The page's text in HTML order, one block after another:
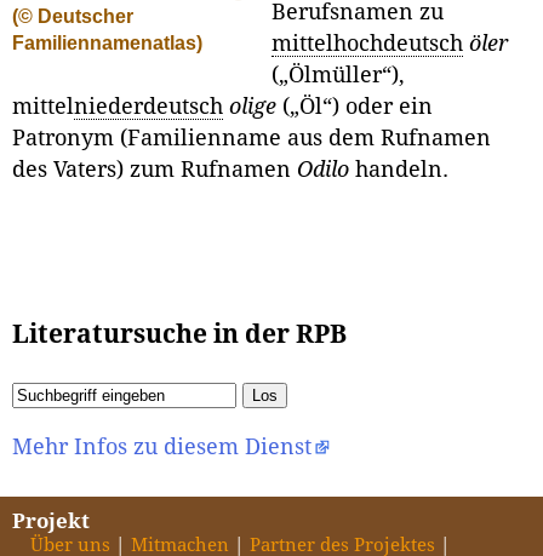
(© Deutscher
Familiennamenatlas)
Berufsnamen zu
mittelhochdeutsch öler
(„Ölmüller“),
mittelniederdeutsch olige („Öl“) oder ein
Patronym (Familienname aus dem Rufnamen
des Vaters) zum Rufnamen Odilo handeln.
Literatursuche in der RPB
Mehr Infos zu diesem Dienst
Projekt
Über uns Mitmachen
Partner des Projektes